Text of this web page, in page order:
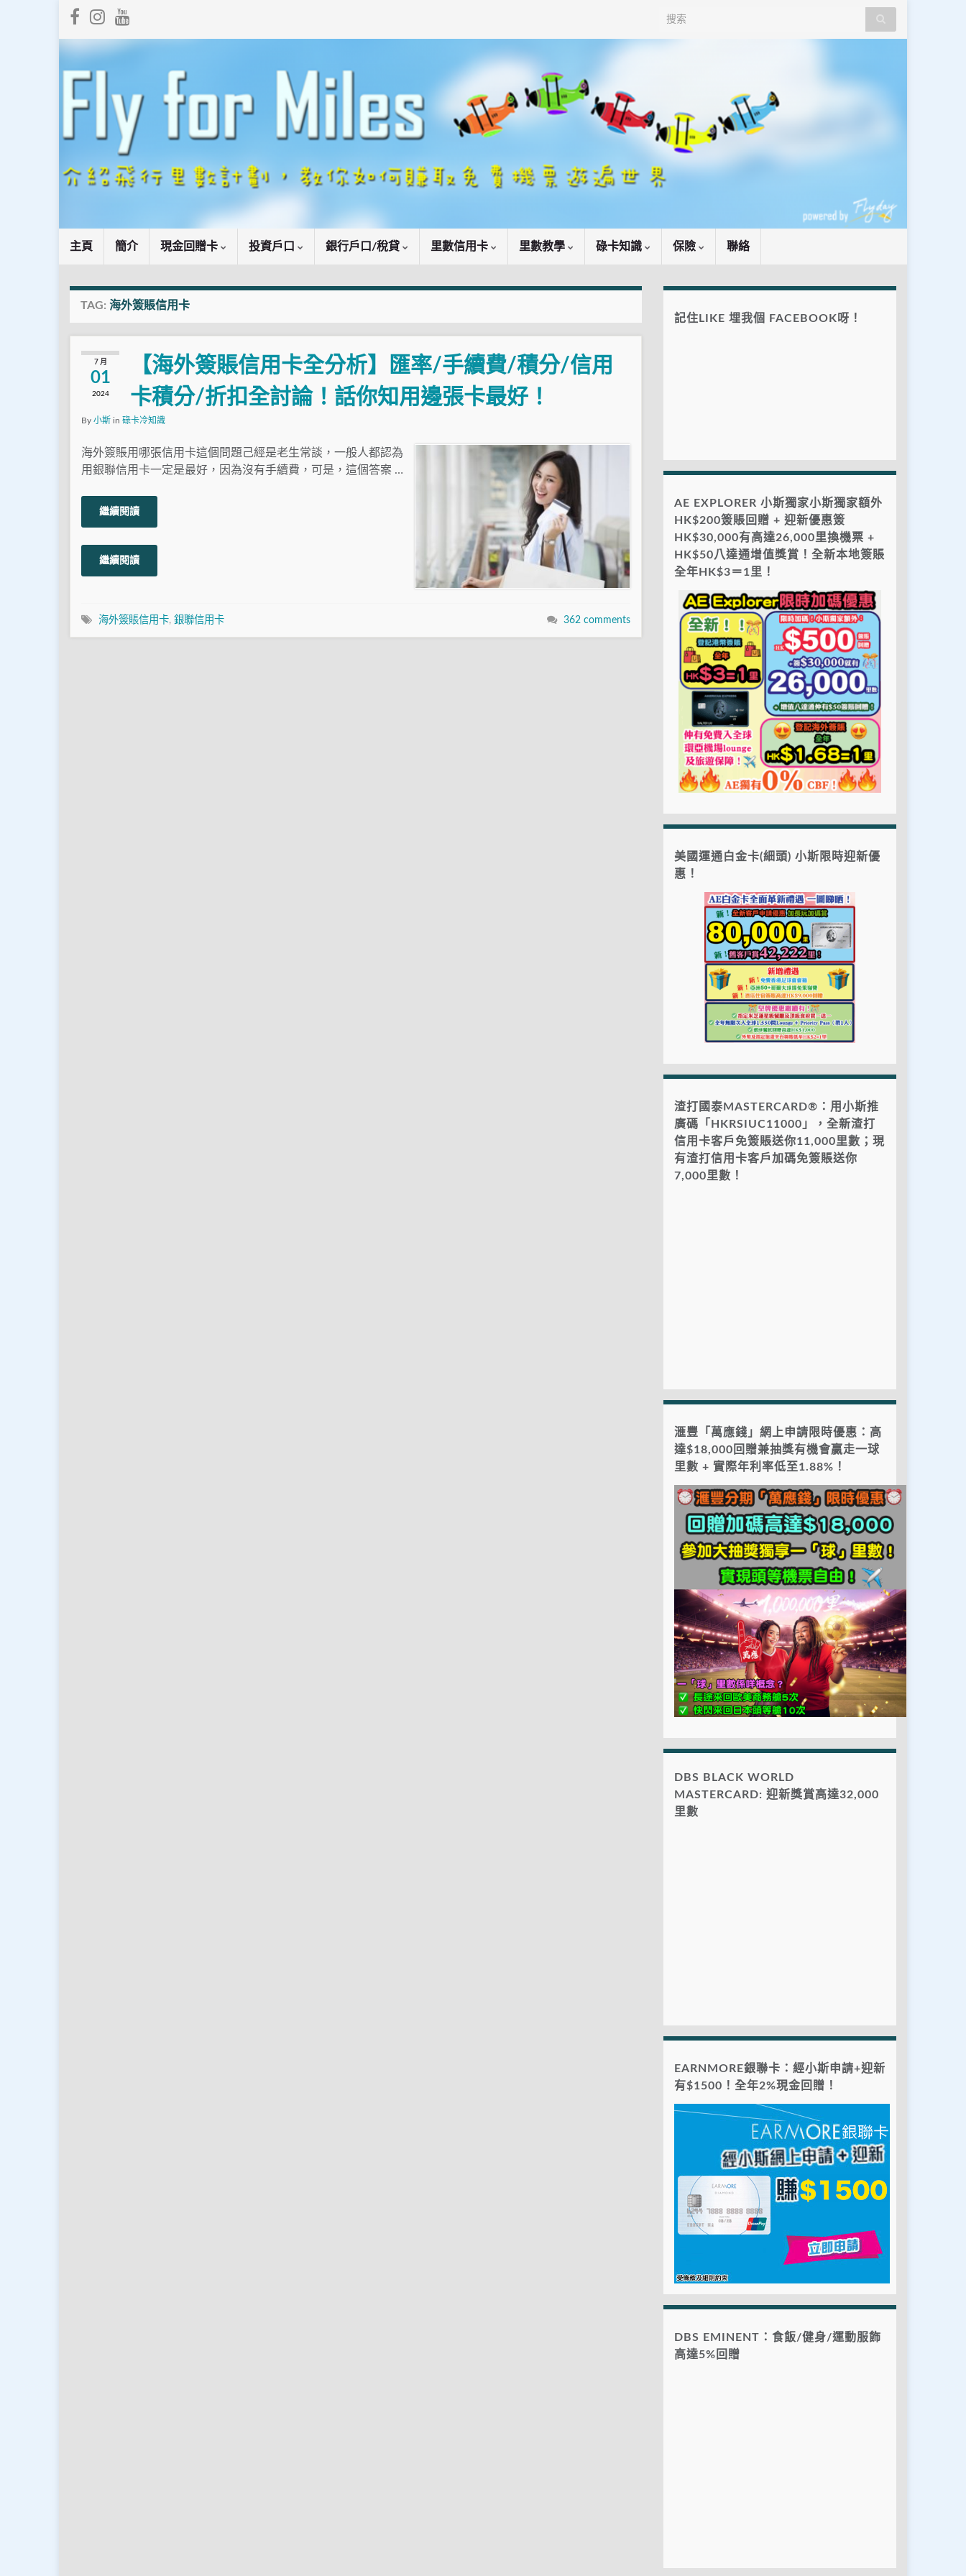
Search for:
主頁 簡介 現金回贈卡 投資戶口 銀行戶口/稅貸 里數信用卡 里數教學 碌卡知識 保險 聯絡
TAG: 海外簽賬信用卡
7 月
01
2024
【海外簽賬信用卡全分析】匯率/手續費/積分/信用
卡積分/折扣全討論！話你知用邊張卡最好！
By 小斯 in 碌卡冷知識
海外簽賬用哪張信用卡這個問題己經是老生常談，一般人都認為
用銀聯信用卡一定是最好，因為沒有手續費，可是，這個答案 …
繼續閱讀
繼續閱讀
海外簽賬信用卡, 銀聯信用卡 362 comments
記住LIKE 埋我個 FACEBOOK呀！
AE EXPLORER 小斯獨家小斯獨家額外
HK$200簽賬回贈 + 迎新優惠簽
HK$30,000有高達26,000里換機票 +
HK$50八達通增值獎賞！全新本地簽賬
全年HK$3＝1里！
美國運通白金卡(細頭) 小斯限時迎新優
惠！
渣打國泰MASTERCARD®：用小斯推
廣碼「HKRSIUC11000」，全新渣打
信用卡客戶免簽賬送你11,000里數；現
有渣打信用卡客戶加碼免簽賬送你
7,000里數！
滙豐「萬應錢」網上申請限時優惠：高
達$18,000回贈兼抽獎有機會贏走一球
里數 + 實際年利率低至1.88%！
DBS BLACK WORLD
MASTERCARD: 迎新獎賞高達32,000
里數
EARNMORE銀聯卡：經小斯申請+迎新
有$1500！全年2%現金回贈！
DBS EMINENT：食飯/健身/運動服飾
高達5%回贈